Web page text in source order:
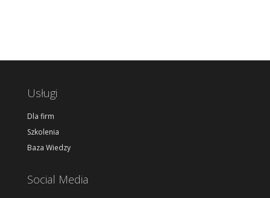
Usługi
Dla firm
Szkolenia
Baza Wiedzy
Social Media